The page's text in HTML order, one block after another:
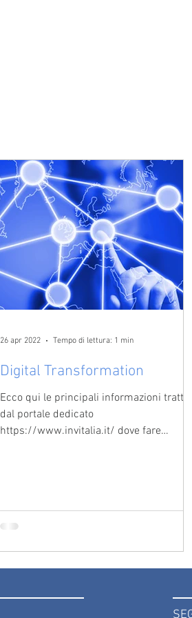
Digital Transformation
Ecco qui le principali informazioni tratte
dal portale dedicato
https://www.invitalia.it/ dove fare
26 apr 2022 Tempo di lettura: 1 min